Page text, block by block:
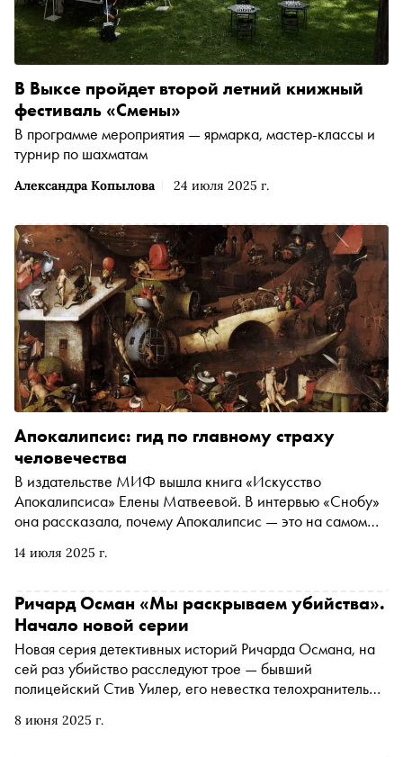
Александра Копылова 24 июля 2025 г.
В Выксе пройдет второй летний книжный
фестиваль «Смены»
В программе мероприятия — ярмарка, мастер-классы и
турнир по шахматам
14 июля 2025 г.
Апокалипсис: гид по главному страху
человечества
В издательстве МИФ вышла книга «Искусство
Апокалипсиса» Елены Матвеевой. В интервью «Снобу»
она рассказала, почему Апокалипсис — это на самом
почему ранние христиане с оптимизмом смотрели на
Страшным судом и теми бедствиями, что скрываются за
«семью печатями»
8 июня 2025 г.
Ричард Осман «Мы раскрываем убийства».
Начало новой серии
Новая серия детективных историй Ричарда Османа, на
сей раз убийство расследуют трое — бывший
полицейский Стив Уилер, его невестка телохранитель
публикует главу из книги, выходящей в издательстве